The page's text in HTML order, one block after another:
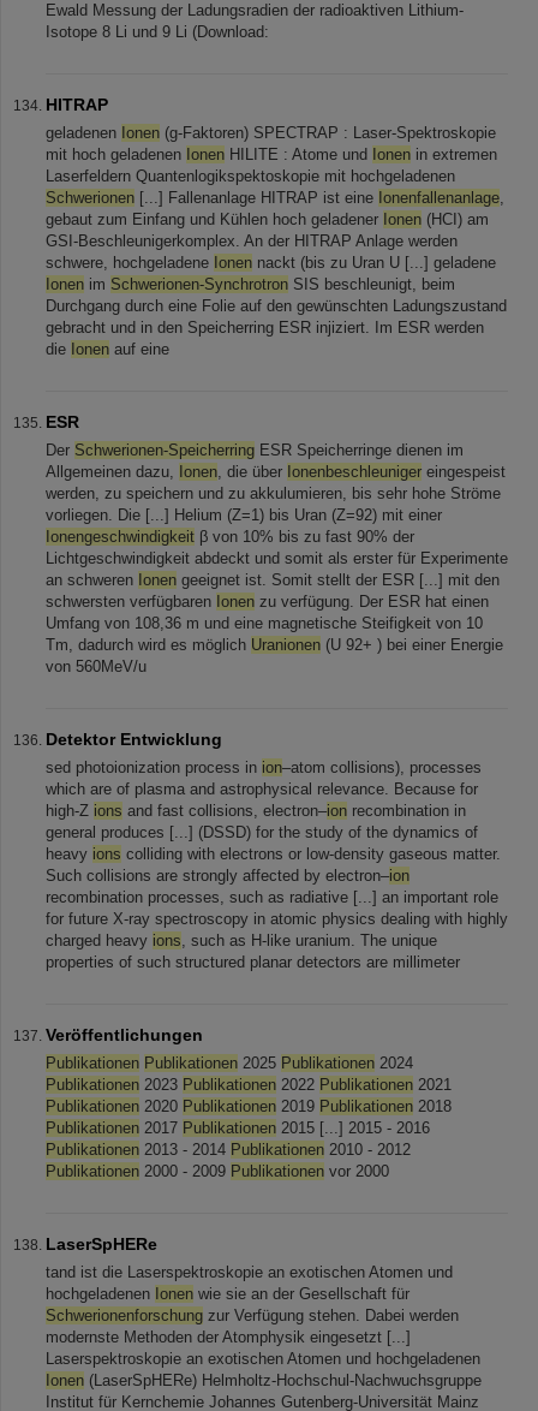
Ewald Messung der Ladungsradien der radioaktiven Lithium-
Isotope 8 Li und 9 Li (Download:
HITRAP
geladenen Ionen (g-Faktoren) SPECTRAP : Laser-Spektroskopie
mit hoch geladenen Ionen HILITE : Atome und Ionen in extremen
Laserfeldern Quantenlogikspektoskopie mit hochgeladenen
Schwerionen [...] Fallenanlage HITRAP ist eine Ionenfallenanlage,
gebaut zum Einfang und Kühlen hoch geladener Ionen (HCI) am
GSI-Beschleunigerkomplex. An der HITRAP Anlage werden
schwere, hochgeladene Ionen nackt (bis zu Uran U [...] geladene
Ionen im Schwerionen-Synchrotron SIS beschleunigt, beim
Durchgang durch eine Folie auf den gewünschten Ladungszustand
gebracht und in den Speicherring ESR injiziert. Im ESR werden
die Ionen auf eine
ESR
Der Schwerionen-Speicherring ESR Speicherringe dienen im
Allgemeinen dazu, Ionen, die über Ionenbeschleuniger eingespeist
werden, zu speichern und zu akkulumieren, bis sehr hohe Ströme
vorliegen. Die [...] Helium (Z=1) bis Uran (Z=92) mit einer
Ionengeschwindigkeit β von 10% bis zu fast 90% der
Lichtgeschwindigkeit abdeckt und somit als erster für Experimente
an schweren Ionen geeignet ist. Somit stellt der ESR [...] mit den
schwersten verfügbaren Ionen zu verfügung. Der ESR hat einen
Umfang von 108,36 m und eine magnetische Steifigkeit von 10
Tm, dadurch wird es möglich Uranionen (U 92+ ) bei einer Energie
von 560MeV/u
Detektor Entwicklung
sed photoionization process in ion–atom collisions), processes
which are of plasma and astrophysical relevance. Because for
high-Z ions and fast collisions, electron–ion recombination in
general produces [...] (DSSD) for the study of the dynamics of
heavy ions colliding with electrons or low-density gaseous matter.
Such collisions are strongly affected by electron–ion
recombination processes, such as radiative [...] an important role
for future X-ray spectroscopy in atomic physics dealing with highly
charged heavy ions, such as H-like uranium. The unique
properties of such structured planar detectors are millimeter
Veröffentlichungen
Publikationen Publikationen 2025 Publikationen 2024
Publikationen 2023 Publikationen 2022 Publikationen 2021
Publikationen 2020 Publikationen 2019 Publikationen 2018
Publikationen 2017 Publikationen 2015 [...] 2015 - 2016
Publikationen 2013 - 2014 Publikationen 2010 - 2012
Publikationen 2000 - 2009 Publikationen vor 2000
LaserSpHERe
tand ist die Laserspektroskopie an exotischen Atomen und
hochgeladenen Ionen wie sie an der Gesellschaft für
Schwerionenforschung zur Verfügung stehen. Dabei werden
modernste Methoden der Atomphysik eingesetzt [...]
Laserspektroskopie an exotischen Atomen und hochgeladenen
Ionen (LaserSpHERe) Helmholtz-Hochschul-Nachwuchsgruppe
Institut für Kernchemie Johannes Gutenberg-Universität Mainz